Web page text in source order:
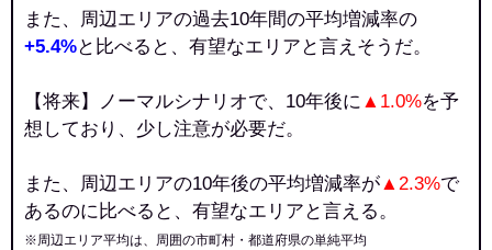
また、周辺エリアの過去10年間の平均増減率の
+5.4%と比べると、有望なエリアと言えそうだ。
【将来】ノーマルシナリオで、10年後に ▲1.0%を予
想しており、少し注意が必要だ。
また、周辺エリアの10年後の平均増減率が▲2.3%で
あるのに比べると、有望なエリアと言える。
※周辺エリア平均は、周囲の市町村・都道府県の単純平均